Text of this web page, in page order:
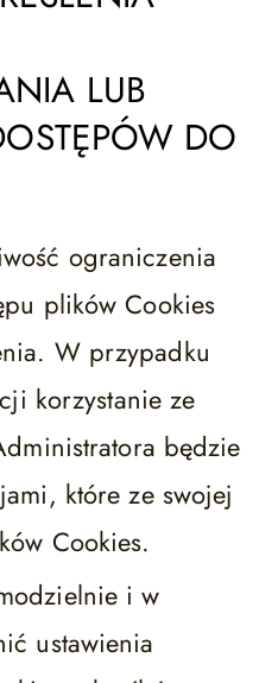
LUB
DO
ograniczenia
plików Cookies
W przypadku
korzystanie ze
będzie
które ze swojej
Cookies.
i w
ustawienia